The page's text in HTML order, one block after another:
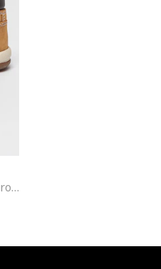
Ghete de piele nabuc cu velcro, Maro deschis